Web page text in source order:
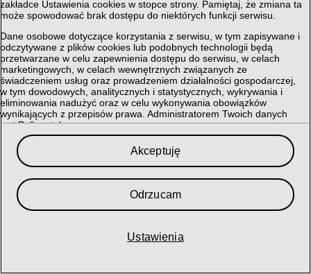
zakładce Ustawienia cookies w stopce strony. Pamiętaj, że zmiana ta
może spowodować brak dostępu do niektórych funkcji serwisu.
Dane osobowe dotyczące korzystania z serwisu, w tym zapisywane i
odczytywane z plików cookies lub podobnych technologii będą
przetwarzane w celu zapewnienia dostępu do serwisu, w celach
marketingowych, w celach wewnętrznych związanych ze
świadczeniem usług oraz prowadzeniem działalności gospodarczej,
w tym dowodowych, analitycznych i statystycznych, wykrywania i
eliminowania nadużyć oraz w celu wykonywania obowiązków
wynikających z przepisów prawa. Administratorem Twoich danych
jest Polkomtel sp. z o.o.
Przysługuje Ci prawo do dostępu do danych, ich usunięcia,
ograniczenia przetwarzania, przenoszenia, sprzeciwu, sprostowania
oraz cofnięcia zgód w każdym czasie, o ile stanowiły podstawę
przetwarzania.
Szczegółowe informacje dotyczące przetwarzania danych oraz
przysługujących Ci uprawnień, informacje dotyczące plików cookies
ustawieniami prywatności, znajdują się wPolityce Prywatności
Akceptuję
Odrzucam
Ustawienia